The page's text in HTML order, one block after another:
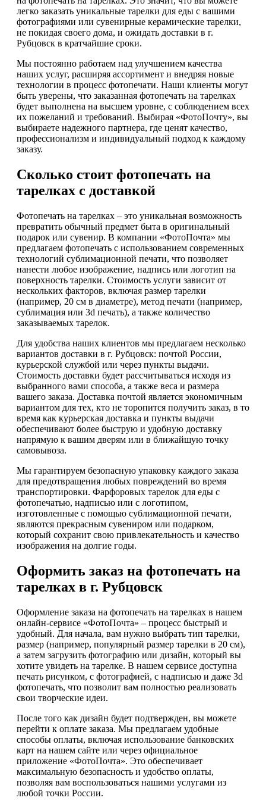
легко заказать уникальные тарелки для еды с вашими
фотографиями или сувенирные керамические тарелки,
не покидая своего дома, и ожидать доставки в г.
Рубцовск в кратчайшие сроки.
Мы постоянно работаем над улучшением качества
наших услуг, расширяя ассортимент и внедряя новые
технологии в процесс фотопечати. Наши клиенты могут
быть уверены, что заказанная фотопечать на тарелках
будет выполнена на высшем уровне, с соблюдением всех
их пожеланий и требований. Выбирая «ФотоПочту», вы
выбираете надежного партнера, где ценят качество,
профессионализм и индивидуальный подход к каждому
заказу.
Сколько стоит фотопечать на
тарелках с доставкой
Фотопечать на тарелках – это уникальная возможность
превратить обычный предмет быта в оригинальный
подарок или сувенир. В компании «ФотоПочта» мы
предлагаем фотопечать с использованием современных
технологий сублимационной печати, что позволяет
нанести любое изображение, надпись или логотип на
поверхность тарелки. Стоимость услуги зависит от
нескольких факторов, включая размер тарелки
(например, 20 см в диаметре), метод печати (например,
сублимация или 3d печать), а также количество
заказываемых тарелок.
Для удобства наших клиентов мы предлагаем несколько
вариантов доставки в г. Рубцовск: почтой России,
курьерской службой или через пункты выдачи.
Стоимость доставки будет рассчитываться исходя из
выбранного вами способа, а также веса и размера
вашего заказа. Доставка почтой является экономичным
вариантом для тех, кто не торопится получить заказ, в то
время как курьерская доставка и пункты выдачи
обеспечивают более быструю и удобную доставку
напрямую к вашим дверям или в ближайшую точку
самовывоза.
Мы гарантируем безопасную упаковку каждого заказа
для предотвращения любых повреждений во время
транспортировки. Фарфоровых тарелок для еды с
фотопечатью, надписью или с логотипом,
изготовленные с помощью сублимационной печати,
являются прекрасным сувениром или подарком,
который сохранит свою привлекательность и качество
изображения на долгие годы.
Оформить заказ на фотопечать на
тарелках в г. Рубцовск
Оформление заказа на фотопечать на тарелках в нашем
онлайн-сервисе «ФотоПочта» – процесс быстрый и
удобный. Для начала, вам нужно выбрать тип тарелки,
размер (например, популярный размер тарелки в 20 см),
а затем загрузить фотографию или дизайн, который вы
хотите увидеть на тарелке. В нашем сервисе доступна
печать рисунком, с фотографией, с надписью и даже 3d
фотопечать, что позволит вам полностью реализовать
свои творческие идеи.
После того как дизайн будет подтвержден, вы можете
перейти к оплате заказа. Мы предлагаем удобные
способы оплаты, включая использование банковских
карт на нашем сайте или через официальное
приложение «ФотоПочта». Это обеспечивает
максимальную безопасность и удобство оплаты,
позволяя вам воспользоваться нашими услугами из
любой точки России.